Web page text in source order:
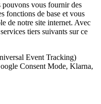
pouvons vous fournir des
fonctions de base et vous
de notre site internet. Avec
tiers suivants sur ce
Event Tracking)
Consent Mode, Klarna,